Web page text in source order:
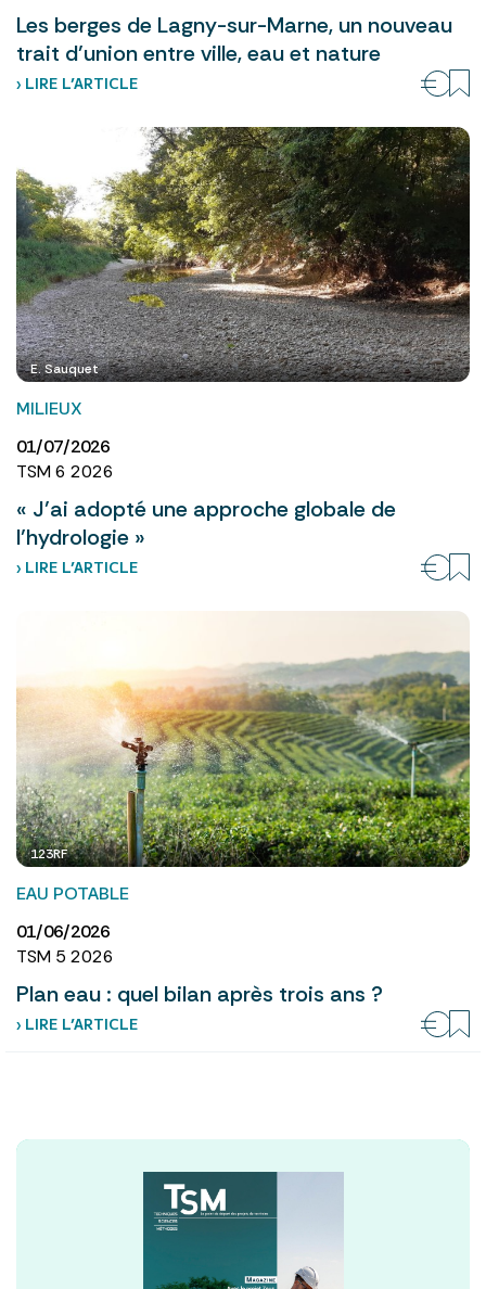
Les berges de Lagny-sur-Marne, un nouveau
trait d’union entre ville, eau et nature
› LIRE L’ARTICLE
E. Sauquet
MILIEUX
01/07/2026
TSM 6 2026
« J’ai adopté une approche globale de
l’hydrologie »
› LIRE L’ARTICLE
123RF
EAU POTABLE
01/06/2026
TSM 5 2026
Plan eau : quel bilan après trois ans ?
› LIRE L’ARTICLE